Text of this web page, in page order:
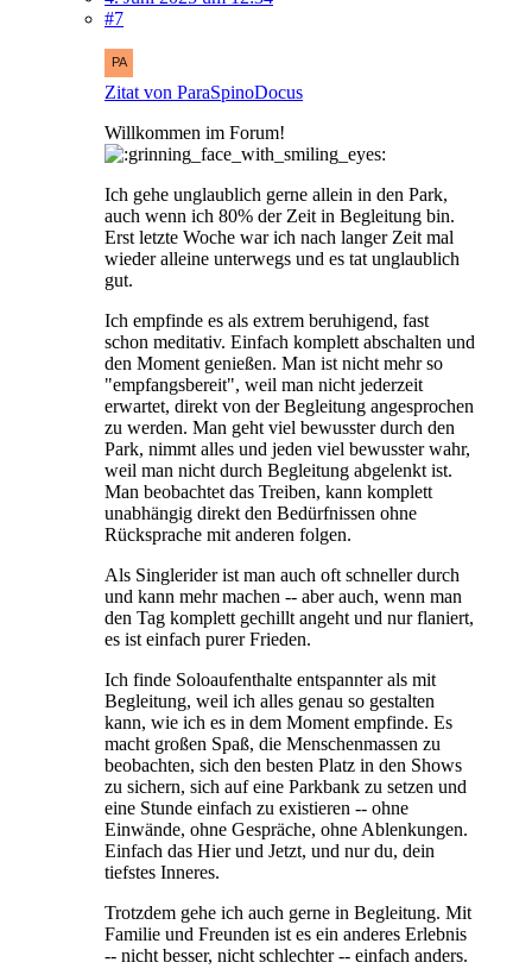
#7
Zitat von ParaSpinoDocus
Willkommen im Forum!
Ich gehe unglaublich gerne allein in den Park,
auch wenn ich 80% der Zeit in Begleitung bin.
Erst letzte Woche war ich nach langer Zeit mal
wieder alleine unterwegs und es tat unglaublich
gut.
Ich empfinde es als extrem beruhigend, fast
schon meditativ. Einfach komplett abschalten und
den Moment genießen. Man ist nicht mehr so
"empfangsbereit", weil man nicht jederzeit
erwartet, direkt von der Begleitung angesprochen
zu werden. Man geht viel bewusster durch den
Park, nimmt alles und jeden viel bewusster wahr,
weil man nicht durch Begleitung abgelenkt ist.
Man beobachtet das Treiben, kann komplett
unabhängig direkt den Bedürfnissen ohne
Rücksprache mit anderen folgen.
Als Singlerider ist man auch oft schneller durch
und kann mehr machen -- aber auch, wenn man
den Tag komplett gechillt angeht und nur flaniert,
es ist einfach purer Frieden.
Ich finde Soloaufenthalte entspannter als mit
Begleitung, weil ich alles genau so gestalten
kann, wie ich es in dem Moment empfinde. Es
macht großen Spaß, die Menschenmassen zu
beobachten, sich den besten Platz in den Shows
zu sichern, sich auf eine Parkbank zu setzen und
eine Stunde einfach zu existieren -- ohne
Einwände, ohne Gespräche, ohne Ablenkungen.
Einfach das Hier und Jetzt, und nur du, dein
tiefstes Inneres.
Trotzdem gehe ich auch gerne in Begleitung. Mit
Familie und Freunden ist es ein anderes Erlebnis
-- nicht besser, nicht schlechter -- einfach anders.